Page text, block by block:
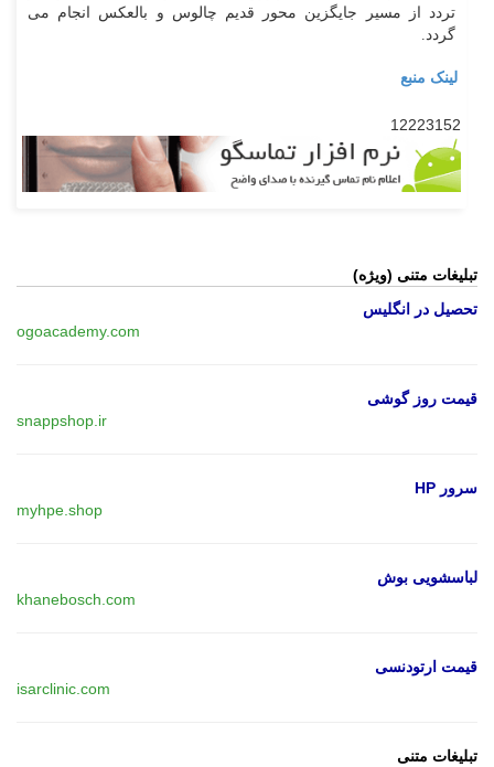
تردد از مسیر جایگزین محور قدیم چالوس و بالعکس انجام می
گردد.
لینک منبع
12223152
تبلیغات متنی (ویژه)
تحصیل در انگلیس
ogoacademy.com
قیمت روز گوشی
snappshop.ir
سرور HP
myhpe.shop
لباسشویی بوش
khanebosch.com
قیمت ارتودنسی
isarclinic.com
تبلیغات متنی